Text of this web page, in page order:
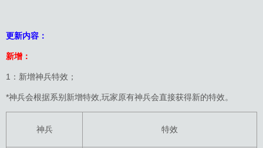
更新内容：
新增：
1：新增神兵特效；
*神兵会根据系别新增特效,玩家原有神兵会直接获得新的特效。
神兵 特效